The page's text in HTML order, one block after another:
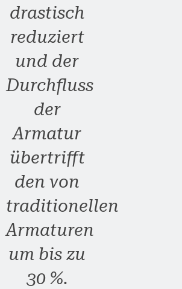
drastisch
reduziert
und der
Durchfluss
der
Armatur
übertrifft
den von
traditionellen
Armaturen
um bis zu
30 %.